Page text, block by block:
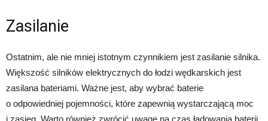
Zasilanie
Ostatnim, ale nie mniej istotnym czynnikiem jest zasilanie silnika.
Większość silników elektrycznych do łodzi wędkarskich jest
zasilana bateriami. Ważne jest, aby wybrać baterie
o odpowiedniej pojemności, które zapewnią wystarczającą moc
i zasięg. Warto również zwrócić uwagę na czas ładowania baterii